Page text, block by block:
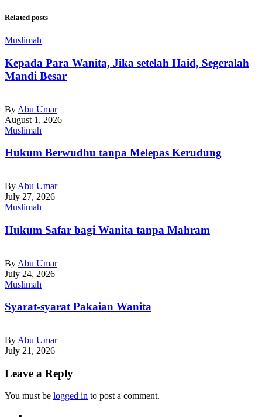
Related posts
Muslimah
Kepada Para Wanita, Jika setelah Haid, Segeralah
Mandi Besar
By Abu Umar
August 1, 2026
Muslimah
Hukum Berwudhu tanpa Melepas Kerudung
By Abu Umar
July 27, 2026
Muslimah
Hukum Safar bagi Wanita tanpa Mahram
By Abu Umar
July 24, 2026
Muslimah
Syarat-syarat Pakaian Wanita
By Abu Umar
July 21, 2026
Leave a Reply
You must be logged in to post a comment.